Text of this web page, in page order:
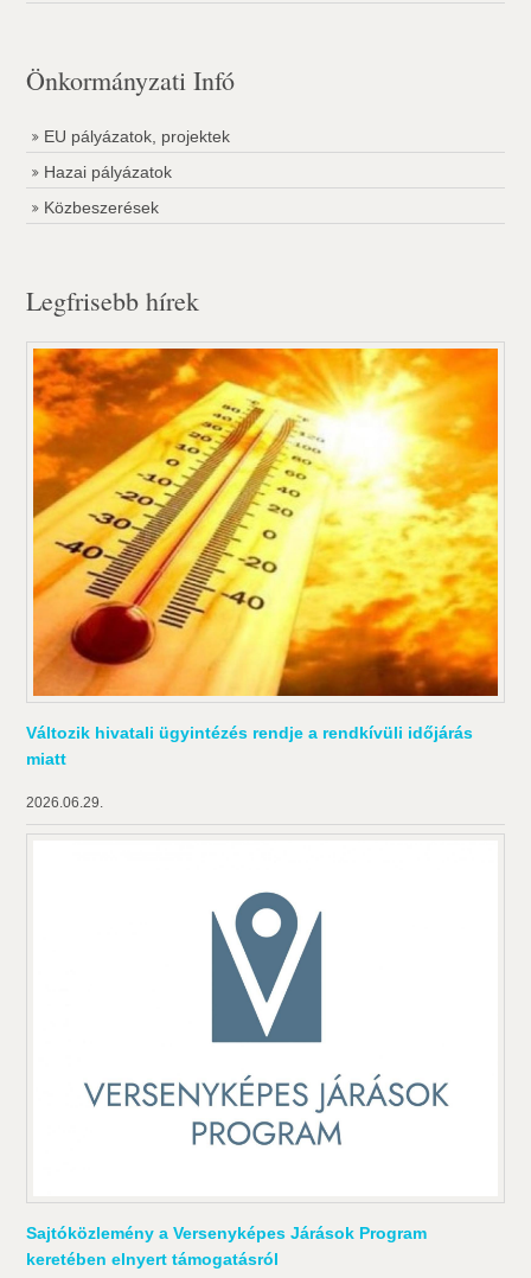
Önkormányzati Infó
EU pályázatok, projektek
Hazai pályázatok
Közbeszerések
Legfrisebb hírek
Változik hivatali ügyintézés rendje a rendkívüli időjárás
miatt
2026.06.29.
Sajtóközlemény a Versenyképes Járások Program
keretében elnyert támogatásról